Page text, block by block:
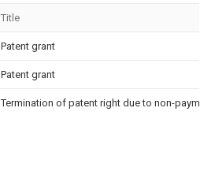
Title
Patent grant
Patent grant
Termination of patent right due to non-